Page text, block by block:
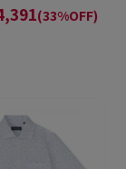
(33%OFF)